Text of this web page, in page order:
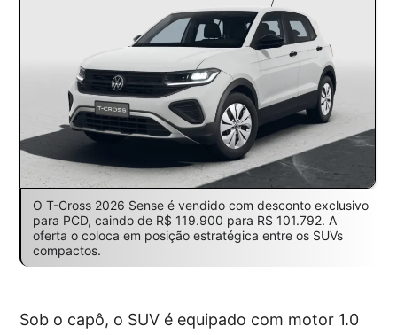
O T-Cross 2026 Sense é vendido com desconto exclusivo
para PCD, caindo de R$ 119.900 para R$ 101.792. A
oferta o coloca em posição estratégica entre os SUVs
compactos.
Sob o capô, o SUV é equipado com motor 1.0